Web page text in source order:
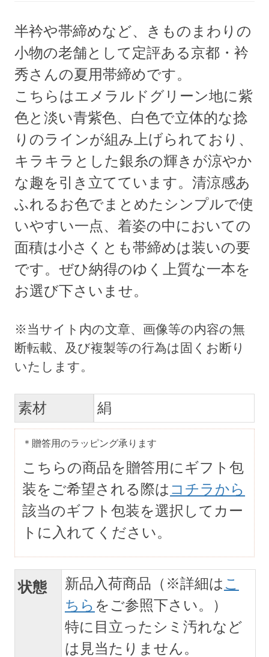
半衿や帯締めなど、きものまわりの
小物の老舗として定評ある京都・衿
秀さんの夏用帯締めです。
こちらはエメラルドグリーン地に紫
色と淡い青紫色、白色で立体的な捻
りのラインが組み上げられており、
キラキラとした銀糸の輝きが涼やか
な趣を引き立てています。清涼感あ
ふれるお色でまとめたシンプルで使
いやすい一点、着姿の中においての
面積は小さくとも帯締めは装いの要
です。ぜひ納得のゆく上質な一本を
お選び下さいませ。
素材 絹
＊贈答用のラッピング承ります
こちらの商品を贈答用にギフト包
装をご希望される際は コチラから
該当のギフト包装を選択してカー
トに入れてください。
状態 新品入荷商品（※詳細は こ
ちら をご参照下さい。）
特に目立ったシミ汚れなど
は見当たりません。